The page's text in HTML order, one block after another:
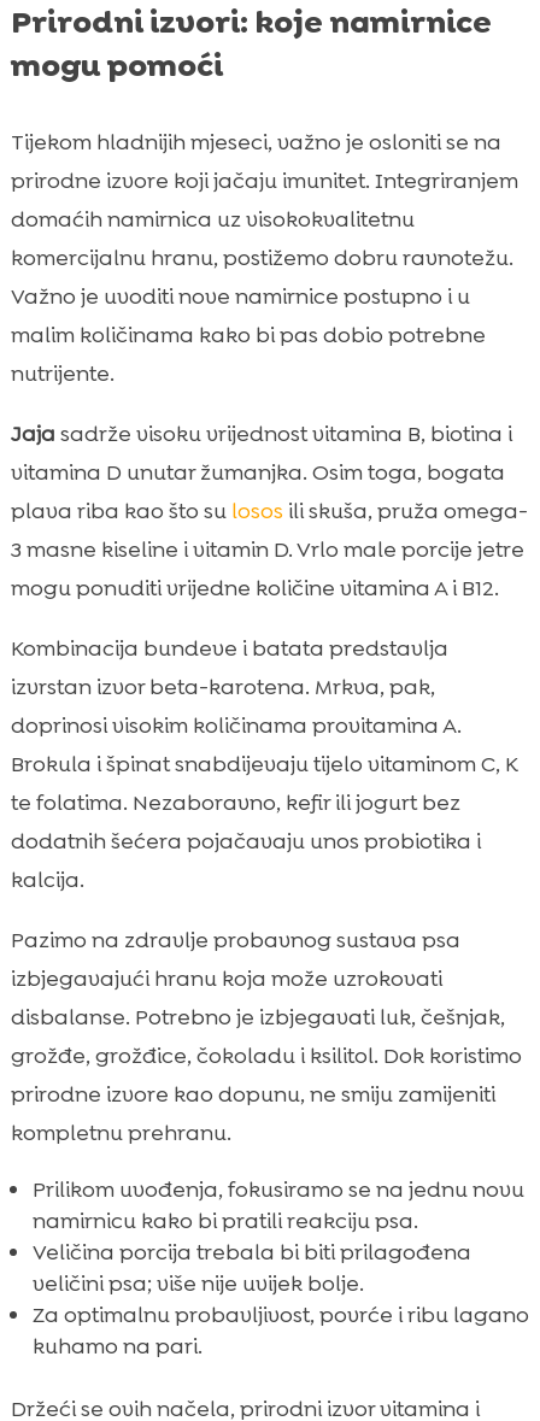
Prirodni izvori: koje namirnice
mogu pomoći
Tijekom hladnijih mjeseci, važno je osloniti se na
prirodne izvore koji jačaju imunitet. Integriranjem
domaćih namirnica uz visokokvalitetnu
komercijalnu hranu, postižemo dobru ravnotežu.
Važno je uvoditi nove namirnice postupno i u
malim količinama kako bi pas dobio potrebne
nutrijente.
Jaja sadrže visoku vrijednost vitamina B, biotina i
vitamina D unutar žumanjka. Osim toga, bogata
plava riba kao što su losos ili skuša, pruža omega-
3 masne kiseline i vitamin D. Vrlo male porcije jetre
mogu ponuditi vrijedne količine vitamina A i B12.
Kombinacija bundeve i batata predstavlja
izvrstan izvor beta-karotena. Mrkva, pak,
doprinosi visokim količinama provitamina A.
Brokula i špinat snabdijevaju tijelo vitaminom C, K
te folatima. Nezaboravno, kefir ili jogurt bez
dodatnih šećera pojačavaju unos probiotika i
kalcija.
Pazimo na zdravlje probavnog sustava psa
izbjegavajući hranu koja može uzrokovati
disbalanse. Potrebno je izbjegavati luk, češnjak,
grožđe, grožđice, čokoladu i ksilitol. Dok koristimo
prirodne izvore kao dopunu, ne smiju zamijeniti
kompletnu prehranu.
Prilikom uvođenja, fokusiramo se na jednu novu
namirnicu kako bi pratili reakciju psa.
Veličina porcija trebala bi biti prilagođena
veličini psa; više nije uvijek bolje.
Za optimalnu probavljivost, povrće i ribu lagano
kuhamo na pari.
Držeći se ovih načela, prirodni izvor vitamina i